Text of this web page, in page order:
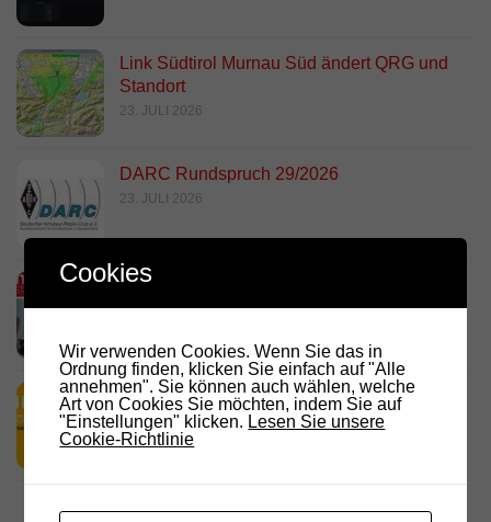
Link Südtirol Murnau Süd ändert QRG und
Standort
23. JULI 2026
DARC Rundspruch 29/2026
23. JULI 2026
D.R.C. in den Medien – Meraner
Stadtanzeiger
HamRadio Friedrichshafen 2026
11. JULI 2026
Cookies
Wir verwenden Cookies. Wenn Sie das in
Ordnung finden, klicken Sie einfach auf "Alle
annehmen". Sie können auch wählen, welche
Art von Cookies Sie möchten, indem Sie auf
"Einstellungen" klicken. Lesen Sie unsere
Cookie-Richtlinie